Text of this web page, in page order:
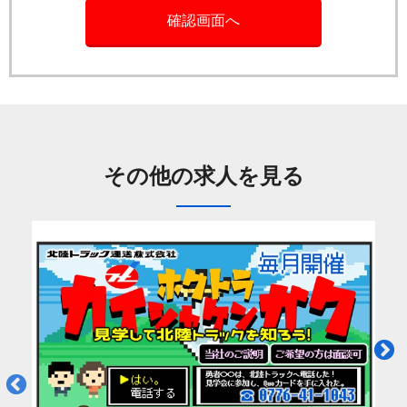
その他の求人を見る